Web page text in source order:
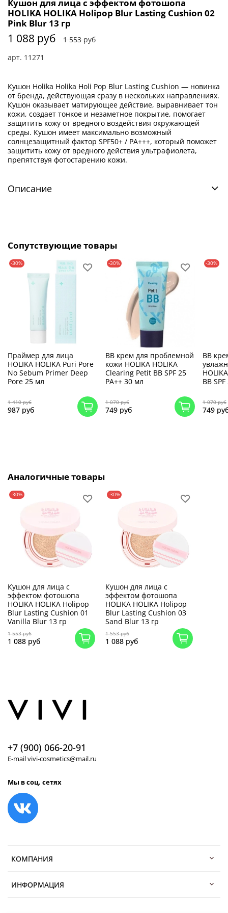
арт. 11271
Кушон для лица с эффектом фотошопа
HOLIKA HOLIKA Holipop Blur Lasting Cushion 02
Pink Blur 13 гр
1 088 руб 1 553 руб
Кушон Holika Holika Holi Pop Blur Lasting Cushion — новинка
от бренда, действующая сразу в нескольких направлениях.
Кушон оказывает матирующее действие, выравнивает тон
кожи, создает тонкое и незаметное покрытие, помогает
защитить кожу от вредного воздействия окружающей
среды. Кушон имеет максимально возможный
солнцезащитный фактор SPF50+ / PA+++, который поможет
защитить кожу от вредного действия ультрафиолета,
препятствуя фотостарению кожи.
Описание
Сопутствующие товары
-30%
Праймер для лица
HOLIKA HOLIKA Puri Pore
No Sebum Primer Deep
Pore 25 мл
1 410 руб
987 руб
-30%
BB крем для проблемной
кожи HOLIKA HOLIKA
Clearing Petit BB SPF 25
PA++ 30 мл
1 070 руб
749 руб
-30%
BB
BB
1 070 руб
749
Аналогичные товары
-30%
Кушон для лица с
эффектом фотошопа
HOLIKA HOLIKA Holipop
Blur Lasting Cushion 01
Vanilla Blur 13 гр
1 553 руб
1 088 руб
-30%
Кушон для лица с
эффектом фотошопа
HOLIKA HOLIKA Holipop
Blur Lasting Cushion 03
Sand Blur 13 гр
1 553 руб
1 088 руб
КОМПАНИЯ
ИНФОРМАЦИЯ
+7 (900) 066-20-91
E-mail vivi-cosmetics@mail.ru
Мы в соц. сетях